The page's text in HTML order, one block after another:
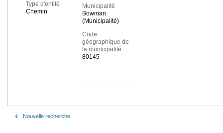
Type d'entité
Chemin
Municipalité
Bowman
(Municipalité)
Code
géographique de
la municipalité
80145
Nouvelle recherche